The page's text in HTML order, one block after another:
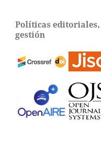
Políticas
gestión